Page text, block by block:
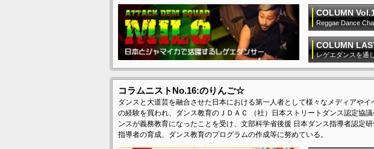
COLUMN
Reggae Dance
COLUMN
レゲエダンスを通
コラムニストNo.16:のりんご☆
ダンスと大道芸を融合させた日本における第一人者として様々なメディアや
の経験を買われ、ダンス教育のＪＤＡＣ （社）日本ストリートダンス認定協
ンスが義務教育になったことを受け、文部科学省後援 日本ダンス指導者認定
指導者の育成、ダンス教育のプログラムの作成等に努めている。